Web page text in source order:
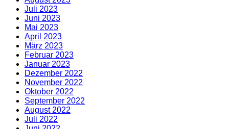
Juli 2023
Juni 2023
Mai 2023
April 2023
März 2023
Februar 2023
Januar 2023
Dezember 2022
November 2022
Oktober 2022
September 2022
August 2022
Juli 2022